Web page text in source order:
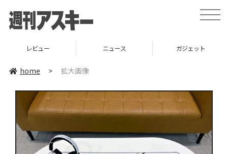
toggle
レビュー ニュース ガジェット
home > 拡大画像